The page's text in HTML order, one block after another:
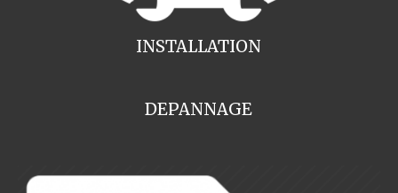
INSTALLATION
DEPANNAGE